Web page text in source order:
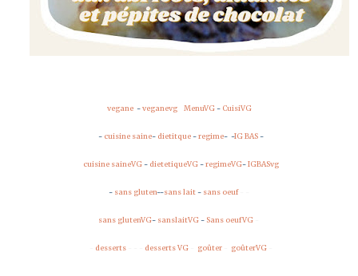
vegane -veganevg MenuVG- CuisiVG
- cuisine saine- dietitque-regime- -IG BAS-
cuisine saineVG- dietetiqueVG-regimeVG-IGBASvg
- sans gluten--sans lait- sans oeuf- -
sans glutenVG- sanslaitVG- Sans oeufVG-
desserts- - desserts VG- goûter- goûterVG-